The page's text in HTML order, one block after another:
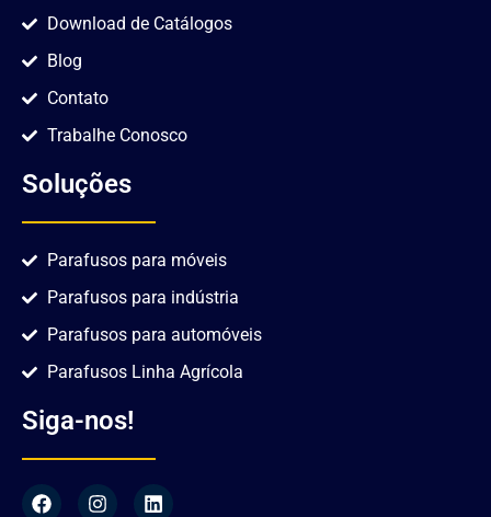
Download de Catálogos
Blog
Contato
Trabalhe Conosco
Soluções
Parafusos para móveis
Parafusos para indústria
Parafusos para automóveis
Parafusos Linha Agrícola
Siga-nos!